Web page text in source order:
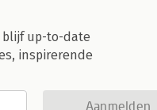
blijf up-to-date
inspirerende
Aanmelden